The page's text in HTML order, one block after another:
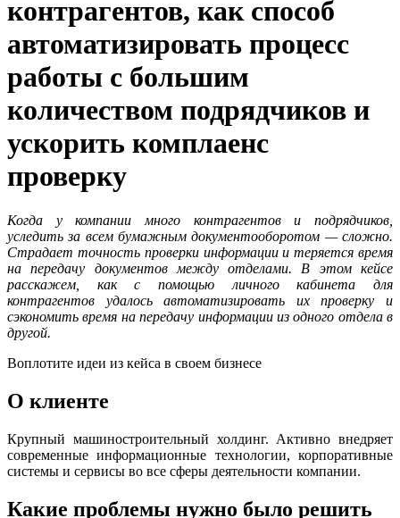
контрагентов, как способ
автоматизировать процесс
работы с большим
количеством подрядчиков и
ускорить комплаенс
проверку
Когда у компании много контрагентов и подрядчиков,
уследить за всем бумажным документооборотом — сложно.
Страдает точность проверки информации и теряется время
на передачу документов между отделами. В этом кейсе
расскажем, как с помощью личного кабинета для
контрагентов удалось автоматизировать их проверку и
сэкономить время на передачу информации из одного отдела в
другой.
Воплотите идеи из кейса в своем бизнесе
О клиенте
Крупный машиностроительный холдинг. Активно внедряет
современные информационные технологии, корпоративные
системы и сервисы во все сферы деятельности компании.
Какие проблемы нужно было решить